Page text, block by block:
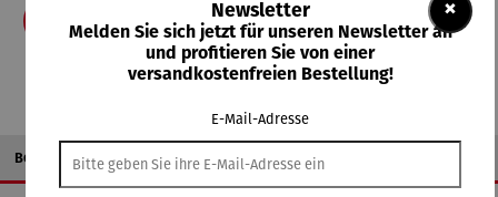
In den Warenkorb
Beschreibung
×
Newsletter
Melden Sie sich jetzt für unseren Newsletter an
und profitieren Sie von einer
versandkostenfreien Bestellung!
E-Mail-Adresse